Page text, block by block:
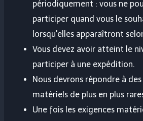
périodiquement : vous ne
participer quand vous le
lorsqu'elles apparaîtront
Vous devez avoir atteint le
participer à une expédition.
Nous devrons répondre à
matériels de plus en plus
Une fois les exigences